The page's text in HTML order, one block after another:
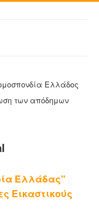
Ελλάδος
των απόδημων
Ελλάδας"
Εικαστικούς